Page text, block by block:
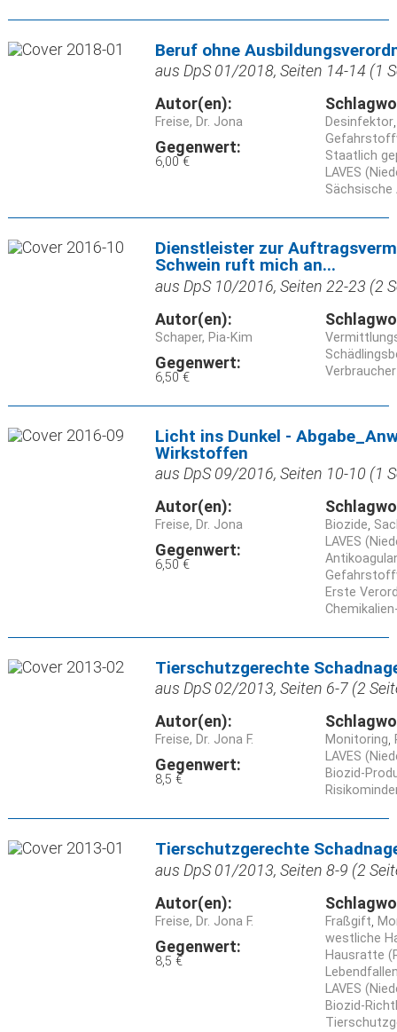
Beruf ohne
aus DpS 01/2018, Seiten 14-14 (1
Autor(en):
Freise, Dr. Jona
Gegenwert:
6,00 €
Desinfektor
Staatlich
LAVES
Sächsische
Dienstleister zur
Schwein ruft mich an...
aus DpS 10/2016, Seiten 22-23 (2
Autor(en):
Schaper, Pia-Kim
Gegenwert:
6,50 €
Licht ins Dunkel -
Wirkstoffen
aus DpS 09/2016, Seiten 10-10 (1
Autor(en):
Freise, Dr. Jona
Gegenwert:
6,50 €
Biozide
LAVES
Erste
Tierschutzgerechte
aus DpS 02/2013, Seiten 6-7 (2
Autor(en):
Freise, Dr. Jona F.
Gegenwert:
8,5 €
Monitoring
LAVES
Biozid-
Tierschutzgerechte
aus DpS 01/2013, Seiten 8-9 (2
Autor(en):
Freise, Dr. Jona F.
Gegenwert:
8,5 €
Fraßgift
westliche
Hausratte
LAVES
Biozid-